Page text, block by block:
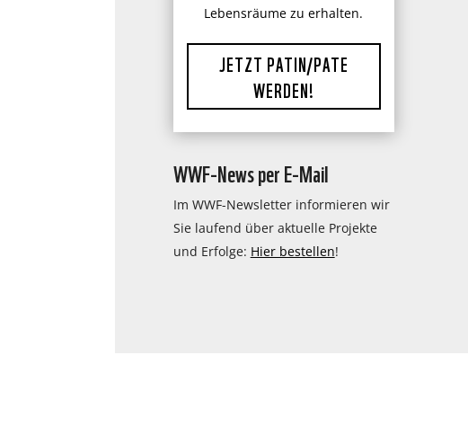
Lebensräume zu erhalten.
JETZT PATIN/PATE
WERDEN!
WWF-News per E-Mail
Im WWF-Newsletter informieren wir
Sie laufend über aktuelle Projekte
und Erfolge: Hier bestellen!